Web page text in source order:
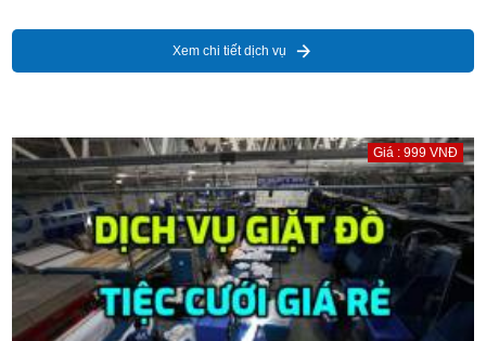
Xem chi tiết dịch vụ
Giá : 999 VNĐ